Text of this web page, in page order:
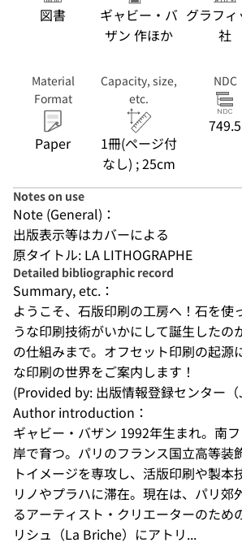
図書
ギャビー・バ
ザン 作ほか
グラフィ
社
Material
Format
Paper
Capacity, size,
etc.
1冊(ページ付
なし) ; 25cm
NDC
749.5
Notes on use
Note (General)：
出版表示等はカバーによる
原タイトル: LA LITHOGRAPHE
Detailed bibliographic record
Summary, etc.：
ようこそ、石版印刷の工房へ！石を使
うな印刷技術がいかにして誕生したの
の仕組みまで。オフセット印刷の起源
な印刷の世界をご案内します！
(Provided by: 出版情報登録センター（
Author introduction：
ギャビー・バザン 1992年生まれ。南
岸で育つ。パリのフランス国立高等装
トイメージを専攻し、活版印刷や製本
リノやプラハに滞在。現在は、パリ郊
るアーティスト・クリエーターのため
リシュ（La Briche）にアトリ...